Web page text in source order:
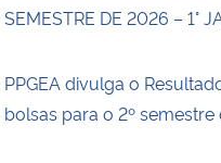
SEMESTRE DE 2026 – 1°
PPGEA divulga o
bolsas para o 2º semestre